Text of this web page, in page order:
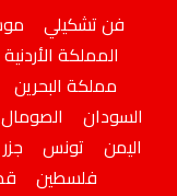
فن تشكيلي
المملكة
مملكة البحرين
السودان
الصومال
اليمن
تونس
فلسطين